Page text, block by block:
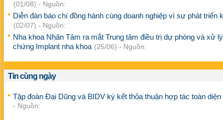
(01/08) - Nguồn:
Diễn đàn báo chí đồng hành cùng doanh nghiệp vì sự phát triển
(02/07) - Nguồn:
Nha khoa Nhân Tâm ra mắt Trung tâm điều trị dự phòng và xử
chứng Implant nha khoa (25/06) - Nguồn:
Tin cùng ngày
Tập đoàn Đại Dũng và BIDV ký kết thỏa thuận hợp tác toàn diện
- Nguồn: